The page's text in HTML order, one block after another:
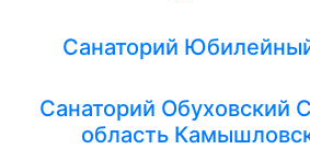
Санаторий
Санаторий Обуховский
область